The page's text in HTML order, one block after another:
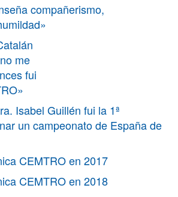
compañerismo,
me
fui
Isabel Guillén fui la 1ª
un campeonato de España de
CEMTRO en 2017
CEMTRO en 2018